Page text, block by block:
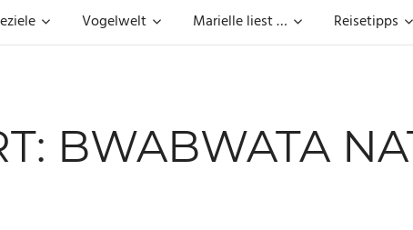
Vogelwelt Marielle liest … Reisetipps
BWABWATA